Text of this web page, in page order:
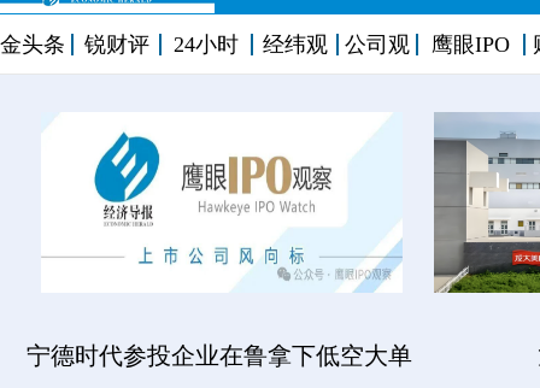
金头条 锐财评 24小时 经纬观 公司观 鹰眼IPO
宁德时代参投企业在鲁拿下低空大单